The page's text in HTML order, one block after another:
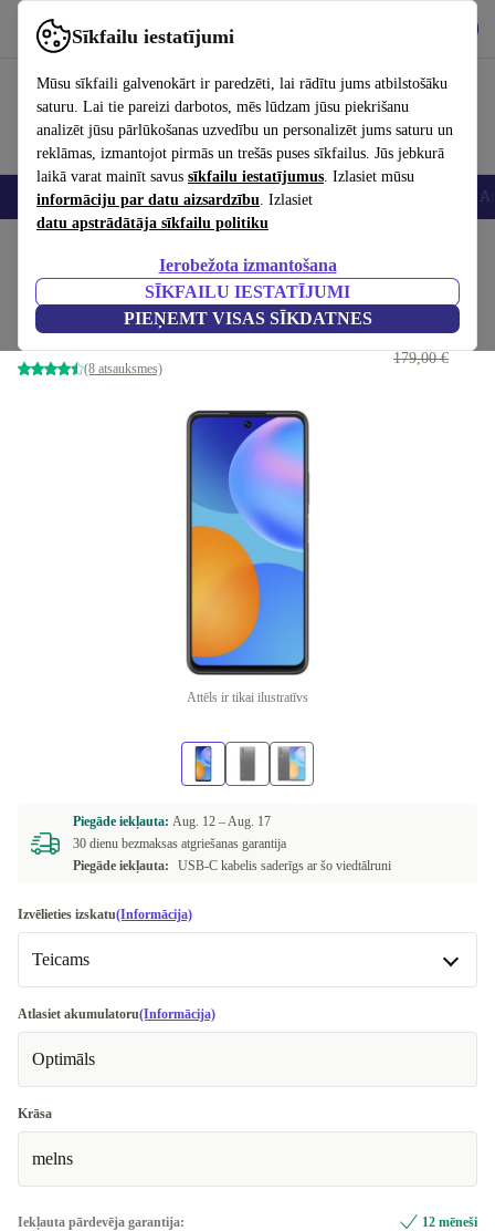
Sīkfailu iestatījumi
Mūsu sīkfaili galvenokārt ir paredzēti, lai rādītu jums atbilstošāku
saturu. Lai tie pareizi darbotos, mēs lūdzam jūsu piekrišanu
analizēt jūsu pārlūkošanas uzvedību un personalizēt jums saturu un
reklāmas, izmantojot pirmās un trešās puses sīkfailus. Jūs jebkurā
laikā varat mainīt savus sīkfailu iestatījumus. Izlasiet mūsu
informāciju par datu aizsardzību. Izlasiet
datu apstrādātāja sīkfailu politiku
Ierobežota izmantošana
SĪKFAILU IESTATĪJUMI
PIEŅEMT VISAS SĪKDATNES
Izmantojiet refurbed ātri un viegli
Viedtālruņi Portatīvie datori Planšetes Viedpulksteņi
Huawei P Smart (2021)
Midnight Black
(8 atsauksmes)
111,12 €
179,00 €
Attēls ir tikai ilustratīvs
Piegāde iekļauta: Aug. 12 –Aug. 17
30 dienu bezmaksas atgriešanas garantija
Piegāde iekļauta:
USB-C kabelis saderīgs ar šo viedtālruni
Izvēlieties izskatu(Informācija)
Teicams
Teicams
Premium
Atlasiet akumulatoru(Informācija)
Optimāls
Krāsa
melns
Iekļauta pārdevēja garantija: 12 mēneši